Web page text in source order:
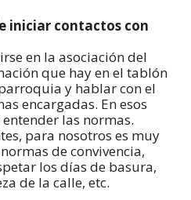
iniciar contactos con
en la asociación del
que hay en el tablón
y hablar con el
encargadas. En esos
las normas.
para nosotros es muy
de convivencia,
los días de basura,
de la calle, etc.